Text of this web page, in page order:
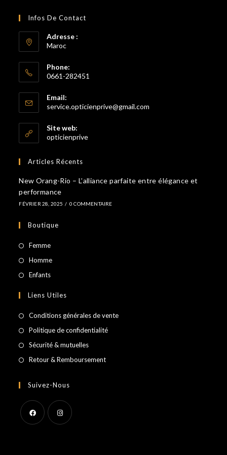
Infos De Contact
Adresse :
Maroc
Phone:
0661-282451
dans
votre
application
Email:
service.opticienprive@gmail.com
Site web:
opticienprive
Articles Récents
New Orang-Rio – L’alliance parfaite entre élégance et
performance
FÉVRIER 28, 2025 / 0 COMMENTAIRE
Boutique
FemmeS’ouvre
dans
onglet
HommeS’ouvre
nouvel
EnfantsS’ouvre
un
nouvel
Liens Utiles
Conditions générales de vente
Politique de confidentialité
Sécurité & mutuelles
Retour & Remboursement
Suivez-Nous